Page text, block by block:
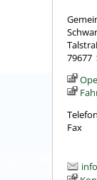
79677
Telefon
Fax